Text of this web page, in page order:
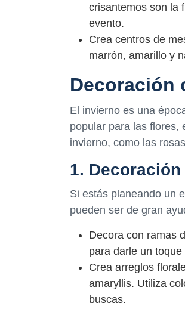
crisantemos son la
evento.
Crea centros de
marrón, amarillo y
Decoración
El invierno es una
popular para las flores,
invierno, como las
1.
Si estás planeando un
pueden ser de gran
Decora con ramas
para darle un
Crea arreglos
amaryllis. Utiliza
buscas.